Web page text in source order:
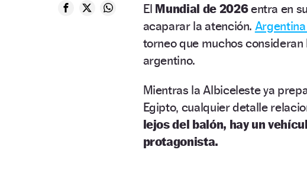
El Mundial de 2026entra en
acaparar la atención.
torneo que muchos
argentino.
Mientras la Albiceleste ya
Egipto, cualquier detalle
lejos del balón, hay un
protagonista.